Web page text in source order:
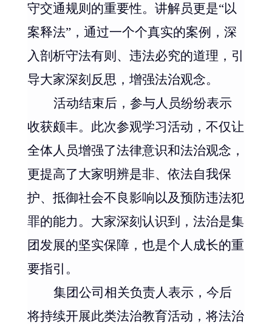
守交通规则的重要性。讲解员更是“以
案释法” ，通过一个个真实的案例，深
入剖析守法有则、违法必究的道理，引
导大家深刻反思，增强法治观念。
活动结束后，参与人员纷纷表示
收获颇丰。此次参观学习活动，不仅让
全体人员增强了法律意识和法治观念 ，
更提高了大家明辨是非、依法自我保
护、抵御社会不良影响以及预防违法犯
罪的能力。大家深刻认识到，法治是集
团发展的坚实保障，也是个人成长的重
要指引。
集团公司相关负责人表示，今后
将持续开展此类法治教育活动，将法治